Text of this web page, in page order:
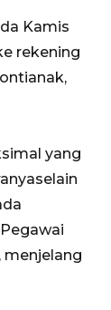
Kamis
rekening
yang
menjelang